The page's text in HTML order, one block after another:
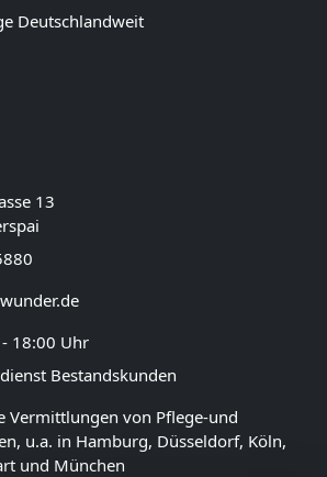
Deutschlandweit
13
18:00 Uhr
Bestandskunden
Vermittlungen von Pflege-und
u.a. in Hamburg, Düsseldorf, Köln,
und München